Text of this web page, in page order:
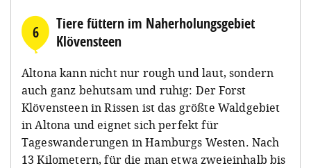
6
Tiere füttern im Naherholungsgebiet
Klövensteen
Altona kann nicht nur rough und laut, sondern
auch ganz behutsam und ruhig: Der Forst
Klövensteen in Rissen ist das größte Waldgebiet
in Altona und eignet sich perfekt für
Tageswanderungen in Hamburgs Westen. Nach
13 Kilometern, für die man etwa zweieinhalb bis